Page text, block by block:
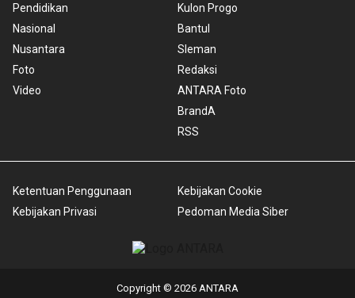
Pendidikan
Nasional
Nusantara
Foto
Video
Kulon Progo
Bantul
Sleman
Redaksi
ANTARA Foto
BrandA
RSS
Ketentuan Penggunaan
Kebijakan Privasi
Kebijakan Cookie
Pedoman Media Siber
Copyright © 2026 ANTARA